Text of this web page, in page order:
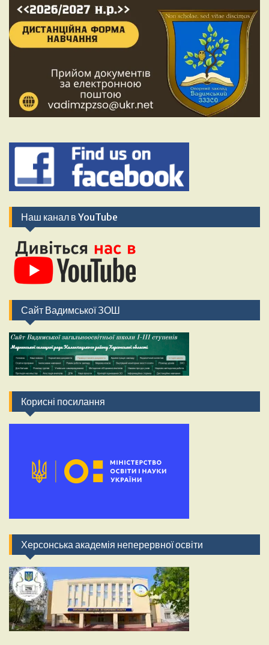
Наш канал в YouTube
Сайт Вадимської ЗОШ
Корисні посилання
Херсонська академія неперервної освіти